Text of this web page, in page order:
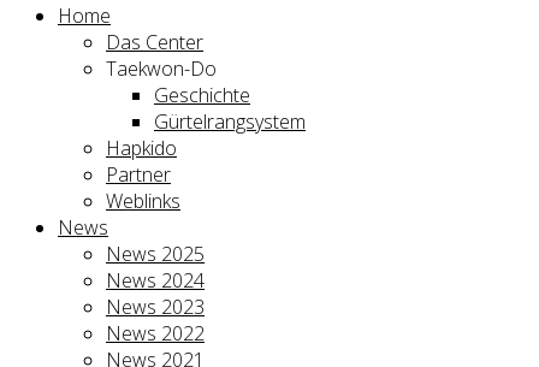
Home
Das Center
Taekwon-Do
Geschichte
Gürtelrangsystem
Hapkido
Partner
Weblinks
News
News 2025
News 2024
News 2023
News 2022
News 2021